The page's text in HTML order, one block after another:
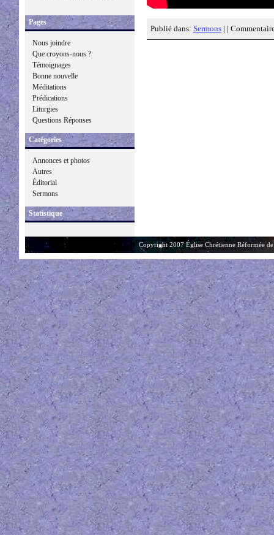
Pages
Nous joindre
Que croyons-nous ?
Témoignages
Bonne nouvelle
Méditations
Prédications
Liturgies
Questions Réponses
Catégories
Annonces et photos
Autres
Éditorial
Sermons
Statistique
Publié dans: Sermons | |
Copyright 2007 Église Chrétienne Réformée